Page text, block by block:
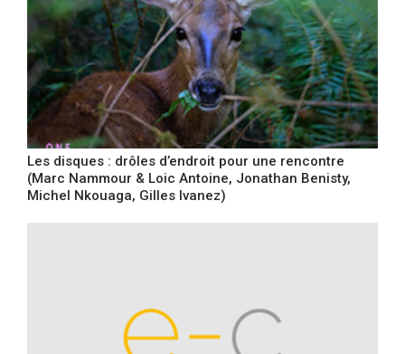
Les disques : drôles d’endroit pour une rencontre
(Marc Nammour & Loic Antoine, Jonathan Benisty,
Michel Nkouaga, Gilles Ivanez)